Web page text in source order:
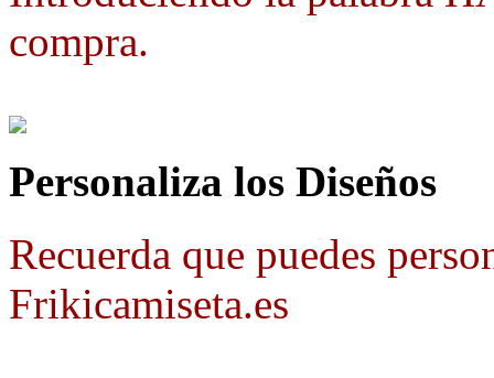
compra.
Personaliza los Diseños
Recuerda que puedes
Frikicamiseta.es